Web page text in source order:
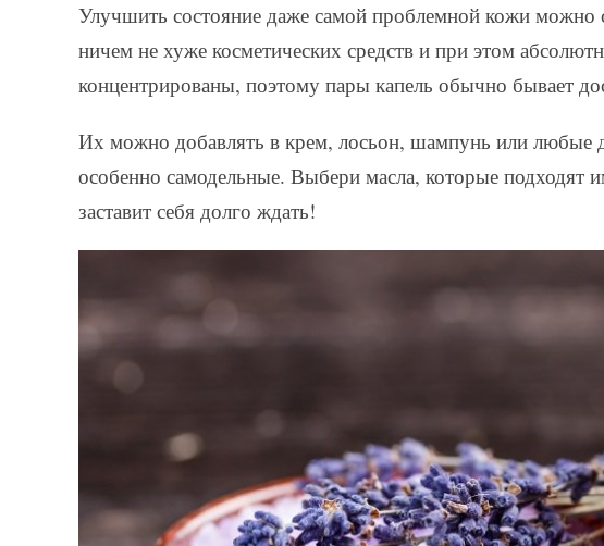
Улучшить состояние даже самой проблемной кожи
ничем не хуже косметических средств и при этом
концентрированы, поэтому пары капель обычно бывает
Их можно добавлять в крем, лосьон, шампунь или любые
особенно самодельные. Выбери масла, которые подходят
заставит себя долго ждать!